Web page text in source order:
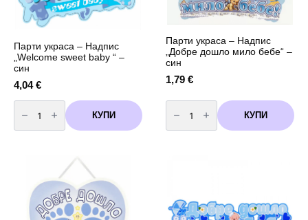
Парти украса – Надпис
„Welcome sweet baby “ –
син
4,04€
количество
за
Парти
украса
син
КУПИ
Парти украса – Надпис
„Добре дошло мило бебе“ –
син
1,79 €
количество
за
Парти
украса
син
КУПИ